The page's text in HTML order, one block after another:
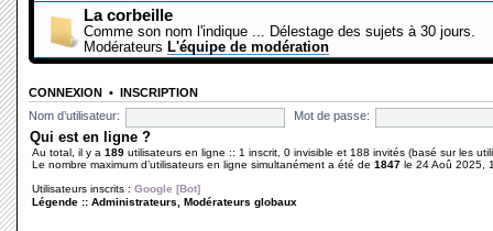
La corbeille
Comme son nom l'indique ... Délestage des sujets à 30 jours.
Modérateurs L'équipe de modération
CONNEXION • INSCRIPTION
Nom d’utilisateur:
Mot de passe:
Qui est en ligne ?
Au total, il y a 189 utilisateurs en ligne :: 1 inscrit, 0 invisible et 188 invités (basé sur les
Le nombre maximum d’utilisateurs en ligne simultanément a été de 1847 le 24 Aoû 2025,
Utilisateurs inscrits : Google [Bot]
Légende :: Administrateurs Modérateurs globaux